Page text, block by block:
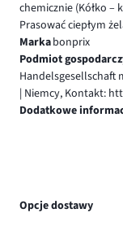
chemicznie (Kółko –
Prasować ciepłym
Markabonprix
Podmiot
Handelsgesellschaft
| Niemcy, Kontakt:
Dodatkowe
Opcje dostawy